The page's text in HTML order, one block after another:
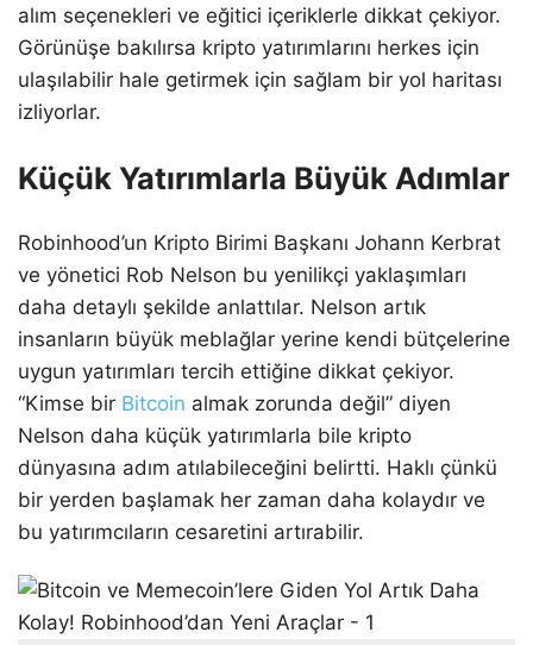
alım seçenekleri ve eğitici içeriklerle dikkat çekiyor.
Görünüşe bakılırsa kripto yatırımlarını herkes için
ulaşılabilir hale getirmek için sağlam bir yol haritası
izliyorlar.
Küçük Yatırımlarla Büyük Adımlar
Robinhood’un Kripto Birimi Başkanı Johann Kerbrat
ve yönetici Rob Nelson bu yenilikçi yaklaşımları
daha detaylı şekilde anlattılar. Nelson artık
insanların büyük meblağlar yerine kendi bütçelerine
uygun yatırımları tercih ettiğine dikkat çekiyor.
“Kimse bir Bitcoin almak zorunda değil” diyen
Nelson daha küçük yatırımlarla bile kripto
dünyasına adım atılabileceğini belirtti. Haklı çünkü
bir yerden başlamak her zaman daha kolaydır ve
bu yatırımcıların cesaretini artırabilir.